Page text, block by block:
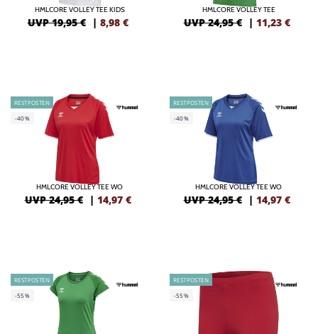
HMLCORE VOLLEY TEE KIDS
UVP 19,95 € | 8,98 €
HMLCORE VOLLEY TEE
UVP 24,95 € | 11,23 €
RESTPOSTEN
-40%
HMLCORE VOLLEY TEE WO
UVP 24,95 € | 14,97 €
RESTPOSTEN
-40%
HMLCORE VOLLEY TEE WO
UVP 24,95 € | 14,97 €
RESTPOSTEN
-55%
RESTPOSTEN
-55%